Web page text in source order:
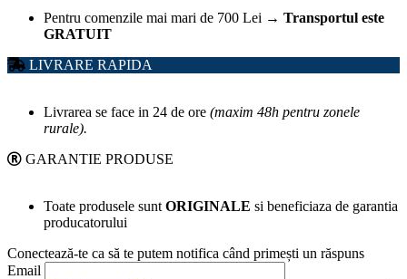
Pentru comenzile mai mari de 700 Lei → Transportul este
GRATUIT
LIVRARE RAPIDA
Livrarea se face in 24 de ore (maxim 48h pentru zonele
rurale).
GARANTIE PRODUSE
Toate produsele sunt ORIGINALE si beneficiaza de garantia
producatorului
Conectează-te ca să te putem notifica când primești un răspuns
Email